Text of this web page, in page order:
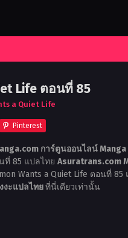
Life ตอนที่ 85
a Quiet Life
Pinterest
การ์ตูนออนไลน์ Manga
ที่ 85 แปลไทย Asuratrans.com
Wants a Quiet Life ตอนที่ 85
งะแปลไทยที่นี่เดียวเท่านั้น